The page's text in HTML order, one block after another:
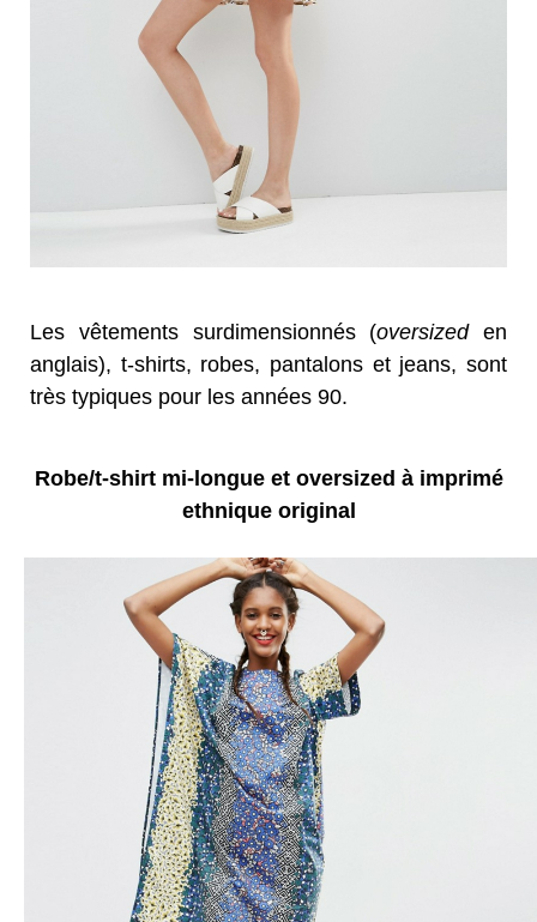
Les vêtements surdimensionnés (oversizeden
anglais), t-shirts, robes, pantalons et jeans, sont
très typiques pour les années 90.
Robe/t-shirt mi-longue et oversized à imprimé
ethnique original